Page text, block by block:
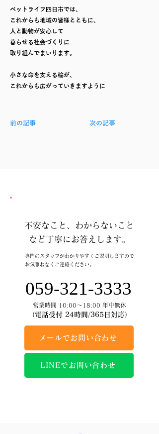
ペットライフ四日市では、
これからも地域の皆様とともに、
人と動物が安心して
暮らせる社会づくりに
取り組んでまいります。
小さな命を支える輪が、
これからも広がっていきますように
前の記事 次の記事
不安なこと、わからないこと
など丁寧にお答えします。
専門のスタッフがわかりやすくご説明しますので
お気兼ねなくご連絡ください。
059-321-3333
営業時間 10:00～18:00 年中無休
（電話受付 24時間/365日対応）
メールでお問い合わせ
LINEでお問い合わせ